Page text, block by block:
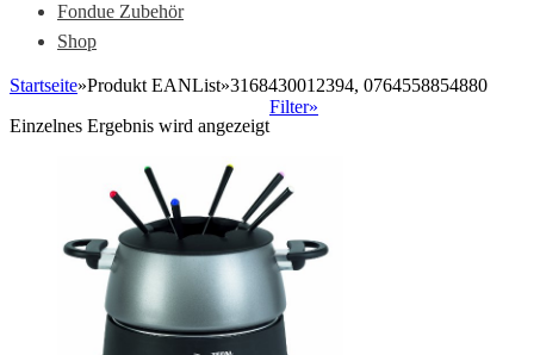
Fondue Zubehör
Shop
Startseite»Produkt EANList»3168430012394, 0764558854880
Einzelnes Ergebnis wird angezeigt
Filter»